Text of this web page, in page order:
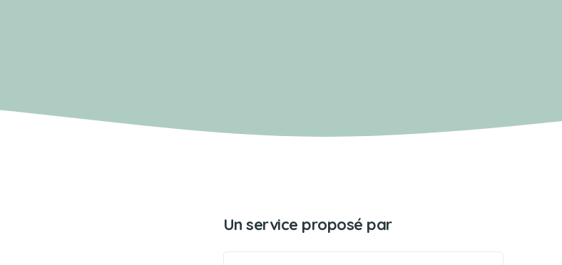
Un service proposé par